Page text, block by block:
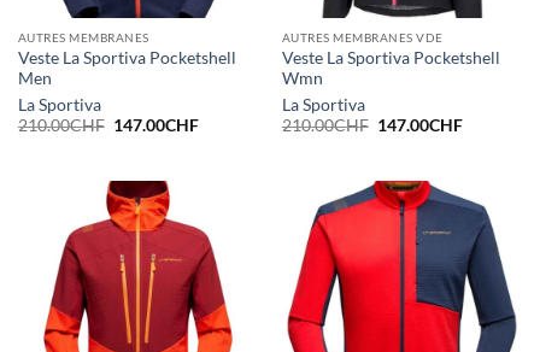
AUTRES MEMBRANES
Veste La Sportiva Pocketshell
Men
La Sportiva
210.00CHF Le
210.00CHF.
147.00CHFLe
AUTRES MEMBRANES VDE
Veste La Sportiva Pocketshell
Wmn
La Sportiva
210.00CHF Le
210.00CHF.
147.00CHFLe